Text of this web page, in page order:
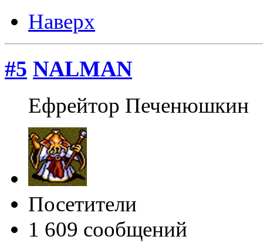
Наверх
#5 NALMAN
Ефрейтор Печенюшкин
Посетители
1 609 сообщений